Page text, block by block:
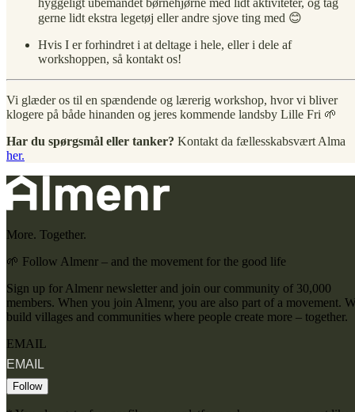
hyggeligt ubemandet børnehjørne med lidt aktiviteter, og tag
gerne lidt ekstra legetøj eller andre sjove ting med 😊
Hvis I er forhindret i at deltage i hele, eller i dele af
workshoppen, så kontakt os!
Vi glæder os til en spændende og lærerig workshop, hvor vi bliver
klogere på både hinanden og jeres kommende landsby Lille Fri 🌱
Har du spørgsmål eller tanker? Kontakt da fællesskabsvært Alma
her.
More. Together.
🌱 Follow Almenr – and the movement for the good life
Sign up for Almenr newsletter and join our community of 30,000
members. When you join Almenr, you are also part of a movement.
build villages and communities where people create more – together.
EMAIL
Follow